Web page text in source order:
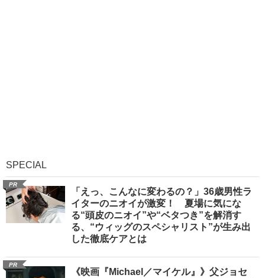
SPECIAL
PR
「えっ、こんなに変わるの？」36歳男性ラ
イターのニオイが激変！ 夏場に気にな
る“頭皮のニオイ”や“ベタつき”を解消す
る、“ウィッグのスペシャリスト”が生み出
した徹底ケアとは
PR
《映画『Michael／マイケル』》父ジョセ